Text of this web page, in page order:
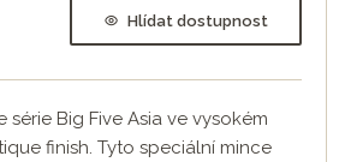
Hlídat dostupnost
série Big Five Asia ve vysokém
finish. Tyto speciální mince